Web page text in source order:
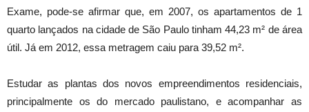
Exame, pode-se afirmar que, em 2007, os apartamentos de 1
quarto lançados na cidade de São Paulo tinham 44,23 m² de área
útil. Já em 2012, essa metragem caiu para 39,52 m².
Estudar as plantas dos novos empreendimentos residenciais,
principalmente os do mercado paulistano, e acompanhar as